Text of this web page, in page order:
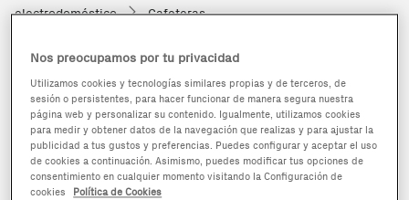
electrodoméstico
Cafeteras
Nos preocupamos por tu privacidad
Utilizamos cookies y tecnologías similares propias y de terceros, de
sesión o persistentes, para hacer funcionar de manera segura nuestra
página web y personalizar su contenido. Igualmente, utilizamos cookies
para medir y obtener datos de la navegación que realizas y para ajustar la
publicidad a tus gustos y preferencias. Puedes configurar y aceptar el uso
de cookies a continuación. Asimismo, puedes modificar tus opciones de
consentimiento en cualquier momento visitando la Configuración de
cookies
Política de Cookies